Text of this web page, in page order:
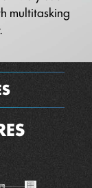
multitasking